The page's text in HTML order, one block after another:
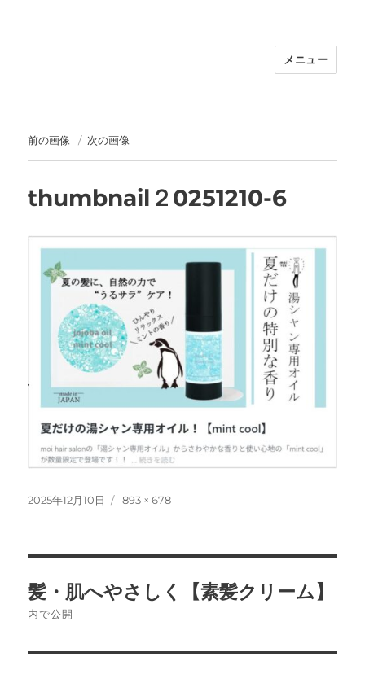
福岡｜天神/今泉/薬院の美容室｜moi
30代からの大人の本気ケアサロン｜オ
フィシャルサイト｜福岡天神エリアで
早朝7時から深夜24時まで営業｜天然
100％ハナヘナ｜湯シャン｜
メニュー
前の画像 次の画像
thumbnail２0251210-6
投
2025年12月10日
フ
893 × 678
稿
髪・肌へやさしく【素髪クリーム】
内で公開